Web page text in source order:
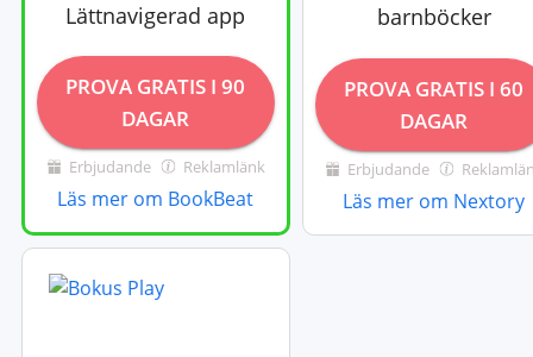
barnböcker
PROVA GRATIS I 60
DAGAR
Erbjudande
Läs mer om Nextory
Lättnavigerad app
PROVA GRATIS I 90
DAGAR
Erbjudande Reklamlänk
Läs mer om BookBeat